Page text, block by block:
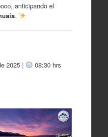
anticipando el
.
2025 | 08:30 hrs